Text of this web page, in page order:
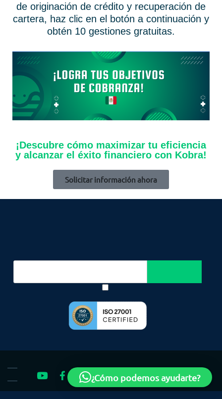
de originación de crédito y recuperación de
cartera, haz clic en el botón a continuación y
obtén 10 gestiones gratuitas.
¡Descubre cómo maximizar tu eficiencia
y alcanzar el éxito financiero con Kobra!
Solicitar información ahora
¿Cómo podemos ayudarte?